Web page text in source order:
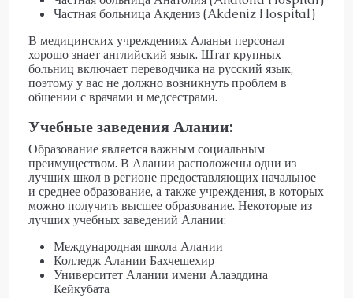
Частная больница Акдениз (Akdeniz Hospital)
В медицинских учреждениях Аланьи персонал
хорошо знает английский язык. Штат крупных
больниц включает переводчика на русский язык,
поэтому у вас не должно возникнуть проблем в
общении с врачами и медсестрами.
Учебные заведения Алании:
Образование является важным социальным
преимуществом. В Алании расположены одни из
лучших школ в регионе предоставляющих начальное
и среднее образование, а также учреждения, в которых
можно получить высшее образование. Некоторые из
лучших учебных заведений Алании:
Международная школа Алании
Колледж Алании Бахчешехир
Университет Алании имени Алаэддина
Кейкубата